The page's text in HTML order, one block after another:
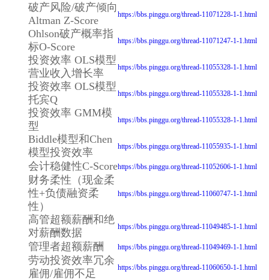
破产风险/破产倾向
Altman Z-Score
https://bbs.pinggu.org/thread-11071228-1-1.html
Ohlson破产概率指
标O-Score
https://bbs.pinggu.org/thread-11071247-1-1.html
投资效率 OLS模型
营业收入增长率
https://bbs.pinggu.org/thread-11055328-1-1.html
投资效率 OLS模型
托宾Q
https://bbs.pinggu.org/thread-11055328-1-1.html
投资效率 GMM模
型
https://bbs.pinggu.org/thread-11055328-1-1.html
Biddle模型和Chen
模型投资效率
https://bbs.pinggu.org/thread-11055935-1-1.html
会计稳健性C-Scorehttps://bbs.pinggu.org/thread-11052606-1-1.html
财务柔性（现金柔
性+负债融资柔
性）
https://bbs.pinggu.org/thread-11060747-1-1.html
高管超额薪酬和绝
对薪酬数据
https://bbs.pinggu.org/thread-11049485-1-1.html
管理者超额薪酬 https://bbs.pinggu.org/thread-11049469-1-1.html
劳动投资效率冗余
雇佣/雇佣不足
https://bbs.pinggu.org/thread-11060650-1-1.html